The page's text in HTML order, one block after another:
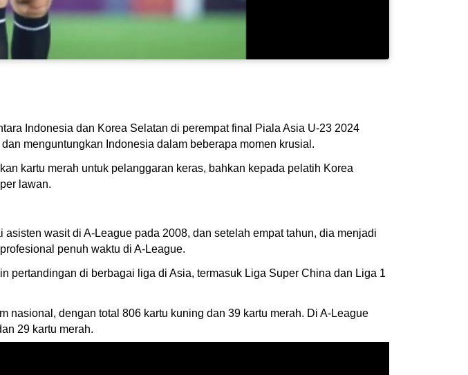
Indonesia dan Korea Selatan di perempat final Piala Asia U-23 2024
menguntungkan Indonesia dalam beberapa momen krusial.
kartu merah untuk pelanggaran keras, bahkan kepada pelatih Korea
lawan.
wasit di A-League pada 2008, dan setelah empat tahun, dia menjadi
penuh waktu di A-League.
pertandingan di berbagai liga di Asia, termasuk Liga Super China dan Liga 1
dengan total 806 kartu kuning dan 39 kartu merah. Di A-League
29 kartu merah.